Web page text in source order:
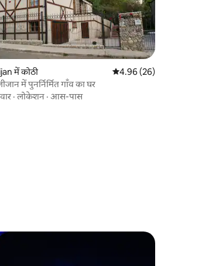
में कोठी औसत रेटिंग 5 में से 4.96,
4.96 (26)
में पुनर्निर्मित गाँव का घर
·लोकेशन · आस-पास